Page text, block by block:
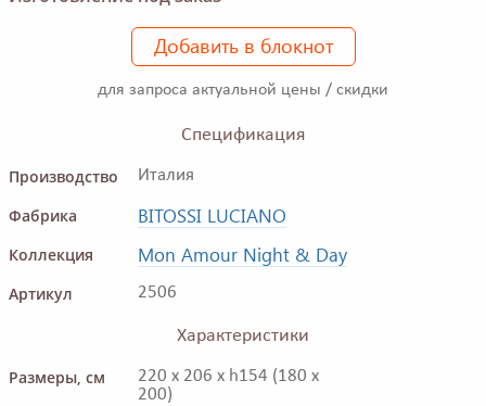
Добавить в блокнот
для запроса актуальной цены / скидки
Спецификация
Производство
Италия
Фабрика BITOSSI LUCIANO
Коллекция Mon Amour Night & Day
Артикул 2506
Характеристики
Размеры, см
220 x 206 x h154 (180 x
200)